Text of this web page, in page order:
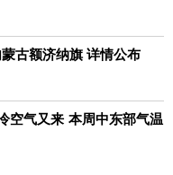
古额济纳旗 详情公布
空气又来 本周中东部气温